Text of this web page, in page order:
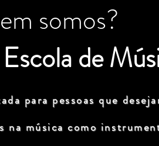
somos?
de
para pessoas que
na música como